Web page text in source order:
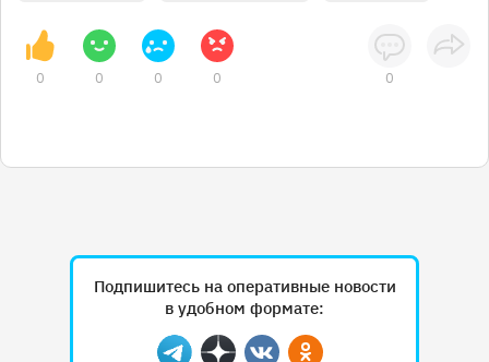
0 0 0 0 0
Подпишитесь на оперативные новости
в удобном формате: